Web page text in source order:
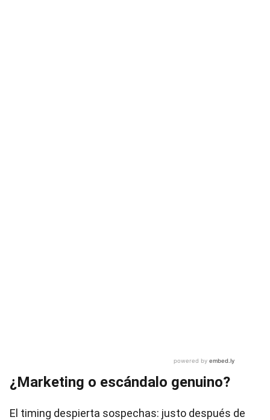
¿Marketing o escándalo genuino?
El timing despierta sospechas: justo después de